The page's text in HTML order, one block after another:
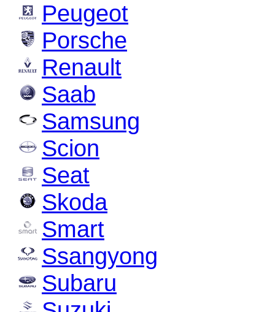
Peugeot
Porsche
Renault
Saab
Samsung
Scion
Seat
Skoda
Smart
Ssangyong
Subaru